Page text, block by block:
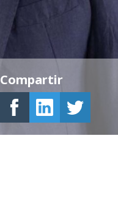
Compartir